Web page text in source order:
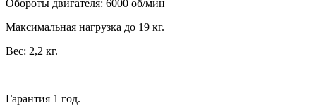
Обороты двигателя: 6000 об/мин
Максимальная нагрузка до 19 кг.
Вес: 2,2 кг.
Гарантия 1 год.